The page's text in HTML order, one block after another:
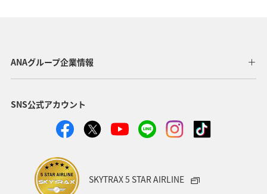
ANAグループ企業情報
SNS公式アカウント
SKYTRAX 5 STAR AIRLINE